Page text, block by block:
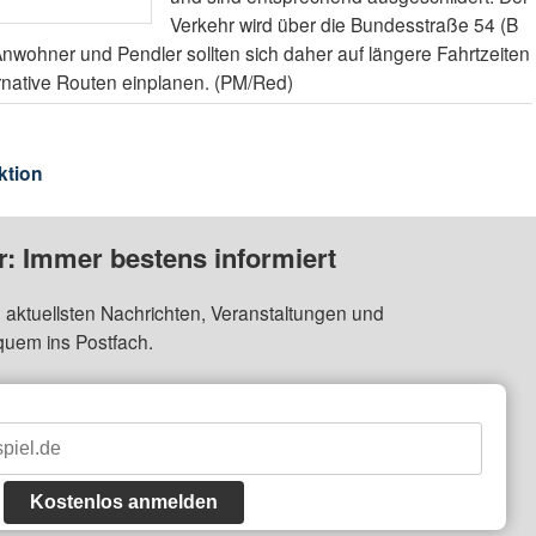
Verkehr wird über die Bundesstraße 54 (B
und Pendler sollten sich daher auf längere Fahrtzeiten
Routen einplanen. (PM/Red)
Immer bestens informiert
Nachrichten, Veranstaltungen und
ins Postfach.
Kostenlos anmelden